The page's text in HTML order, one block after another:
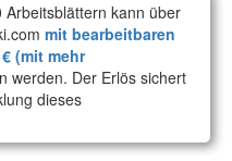
Arbeitsblättern kann über
mit bearbeitbaren
(mit mehr
werden. Der Erlös sichert
dieses